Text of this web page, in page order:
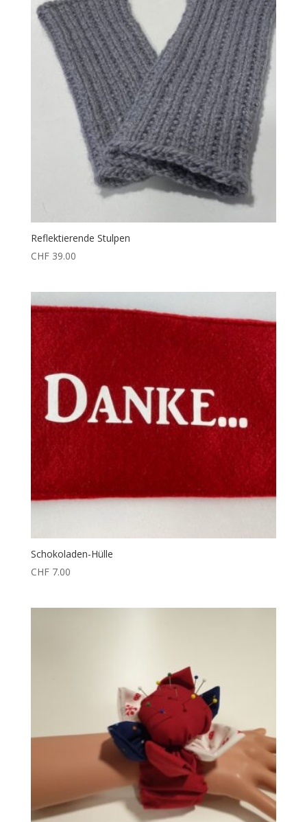
Reflektierende Stulpen
CHF39.00
Schokoladen-Hülle
CHF7.00